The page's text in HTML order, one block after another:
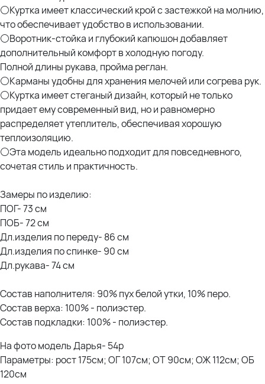
⚪Куртка имеет классический крой с застежкой на молнию,
что обеспечивает удобство в использовании.
⚪Воротник-стойка и глубокий капюшон добавляет
дополнительный комфорт в холодную погоду.
Полной длины рукава, пройма реглан.
⚪Карманы удобны для хранения мелочей или согрева рук.
⚪Куртка имеет стеганый дизайн, который не только
придает ему современный вид, но и равномерно
распределяет утеплитель, обеспечивая хорошую
теплоизоляцию.
⚪Эта модель идеально подходит для повседневного,
сочетая стиль и практичность.
Замеры по изделию:
ПОГ- 73 см
ПОБ- 72 см
Дл.изделия по переду- 86 см
Дл.изделия по спинке- 90 см
Дл.рукава- 74 см
Состав наполнителя: 90% пух белой утки, 10% перо.
Состав верха: 100% - полиэстер.
Состав подкладки: 100% - полиэстер.
На фото модель Дарья- 54р
Параметры: рост 175см; ОГ 107см; ОТ 90см; ОЖ 112см; ОБ
120см